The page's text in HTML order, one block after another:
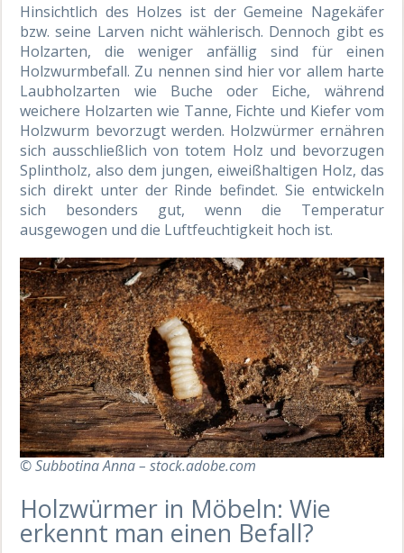
Hinsichtlich des Holzes ist der Gemeine Nagekäfer
bzw. seine Larven nicht wählerisch. Dennoch gibt es
Holzarten, die weniger anfällig sind für einen
Holzwurmbefall. Zu nennen sind hier vor allem harte
Laubholzarten wie Buche oder Eiche, während
weichere Holzarten wie Tanne, Fichte und Kiefer vom
Holzwurm bevorzugt werden. Holzwürmer ernähren
sich ausschließlich von totem Holz und bevorzugen
Splintholz, also dem jungen, eiweißhaltigen Holz, das
sich direkt unter der Rinde befindet. Sie entwickeln
sich besonders gut, wenn die Temperatur
ausgewogen und die Luftfeuchtigkeit hoch ist.
© Subbotina Anna – stock.adobe.com
Holzwürmer in Möbeln: Wie
erkennt man einen Befall?